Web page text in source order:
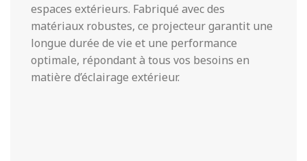
espaces extérieurs. Fabriqué avec des
matériaux robustes, ce projecteur garantit une
longue durée de vie et une performance
optimale, répondant à tous vos besoins en
matière d’éclairage extérieur.